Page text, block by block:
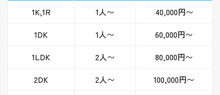
1K,1R
1人〜
40,000円〜
1DK
1人〜
60,000円〜
1LDK
2人〜
80,000円〜
2DK
2人〜
100,000円〜